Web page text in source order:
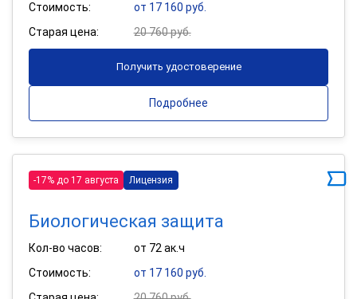
Стоимость:
от 17 160 руб.
Старая цена:
20 760 руб.
Получить удостоверение
Подробнее
-17% до 17 августа Лицензия
Биологическая защита
Кол-во часов:
от 72 ак.ч
Стоимость:
от 17 160 руб.